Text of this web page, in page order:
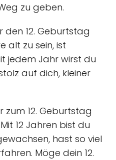
zu geben.
den 12. Geburtstag
alt zu sein, ist
jedem Jahr wirst du
auf dich, kleiner
zum 12. Geburtstag
12 Jahren bist du
hast so viel
Möge dein 12.